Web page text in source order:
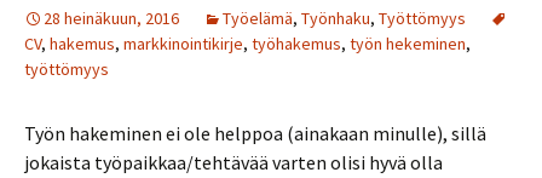
28 heinäkuun, 2016 Työelämä, Työnhaku, Työttömyys
CV, hakemus, markkinointikirje, työhakemus, työn hekeminen,
työttömyys
Työn hakeminen ei ole helppoa (ainakaan minulle), sillä
jokaista työpaikkaa/tehtävää varten olisi hyvä olla